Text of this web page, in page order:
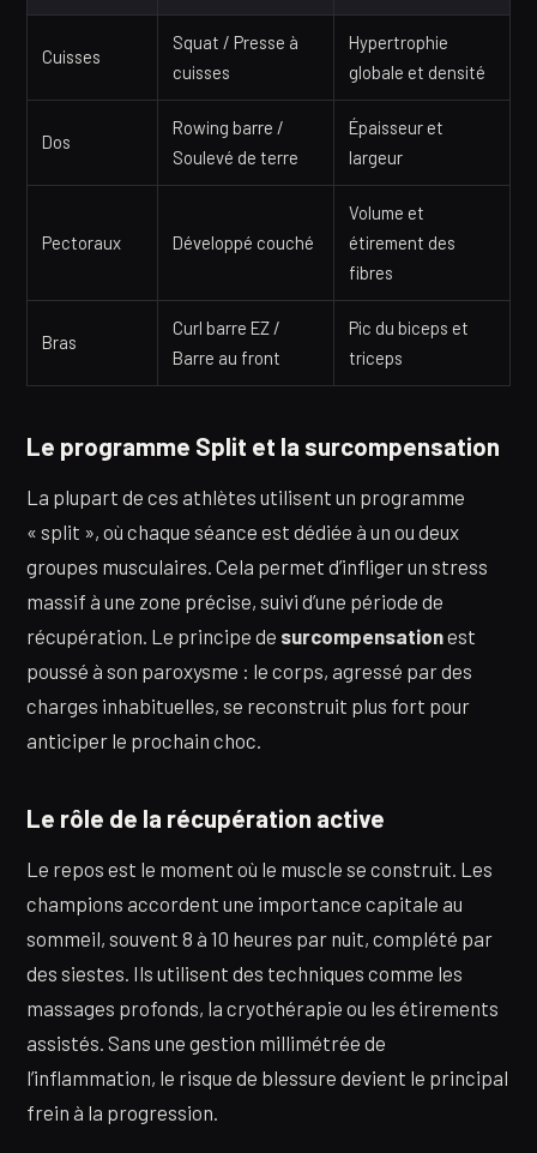
Cuisses
Squat / Presse à
cuisses
Hypertrophie
globale et densité
Dos
Rowing barre /
Soulevé de terre
Épaisseur et
largeur
Pectoraux Développé couché
Volume et
étirement des
fibres
Bras
Curl barre EZ /
Barre au front
Pic du biceps et
triceps
Le programme Split et la surcompensation
La plupart de ces athlètes utilisent un programme
« split », où chaque séance est dédiée à un ou deux
groupes musculaires. Cela permet d’infliger un stress
massif à une zone précise, suivi d’une période de
récupération. Le principe de surcompensationest
poussé à son paroxysme : le corps, agressé par des
charges inhabituelles, se reconstruit plus fort pour
anticiper le prochain choc.
Le rôle de la récupération active
Le repos est le moment où le muscle se construit. Les
champions accordent une importance capitale au
sommeil, souvent 8 à 10 heures par nuit, complété par
des siestes. Ils utilisent des techniques comme les
massages profonds, la cryothérapie ou les étirements
assistés. Sans une gestion millimétrée de
l’inflammation, le risque de blessure devient le principal
frein à la progression.